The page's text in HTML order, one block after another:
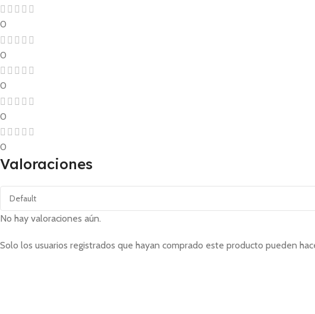
0
0
0
0
0
Valoraciones
No hay valoraciones aún.
Solo los usuarios registrados que hayan comprado este producto pueden